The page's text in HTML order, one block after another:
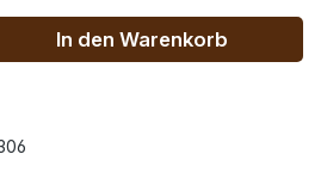
In den Warenkorb